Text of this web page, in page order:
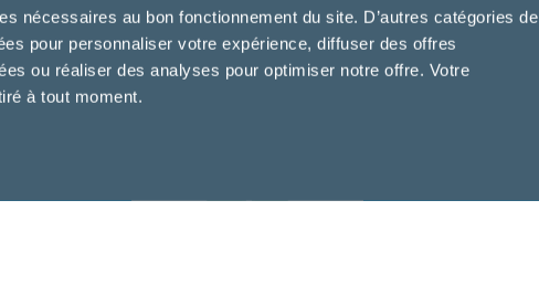
nécessaires au bon fonctionnement du site. D’autres catégories de
pour personnaliser votre expérience, diffuser des offres
ou réaliser des analyses pour optimiser notre offre. Votre
à tout moment.